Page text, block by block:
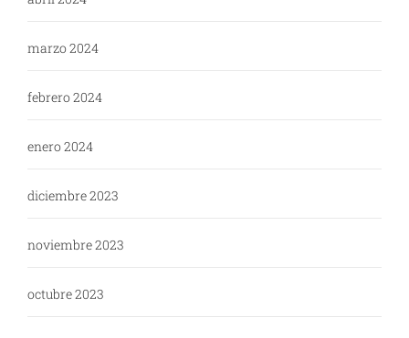
marzo 2024
febrero 2024
enero 2024
diciembre 2023
noviembre 2023
octubre 2023